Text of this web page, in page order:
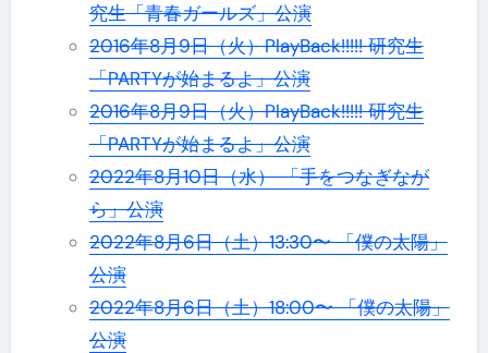
究生「青春ガールズ」公演
2016年8月9日（火）PlayBack!!!!! 研究生
「PARTYが始まるよ」公演
2016年8月9日（火）PlayBack!!!!! 研究生
「PARTYが始まるよ」公演
2022年8月10日（水） 「手をつなぎなが
ら」公演
2022年8月6日（土）13:30〜 「僕の太陽」
公演
2022年8月6日（土）18:00〜 「僕の太陽」
公演